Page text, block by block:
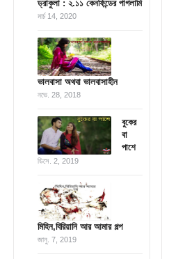
ড্রাকুলা : ২.১১ কেনফিন্ডের পাগলামি
মার্চ 14, 2020
ভালবাসা অথবা ভালবাসাহীন
নভে. 28, 2018
বুকের
বা
পাশে
ডিসে. 2, 2019
মিহিন,বিরিয়ানি আর আমার গল্প
জানু. 7, 2019